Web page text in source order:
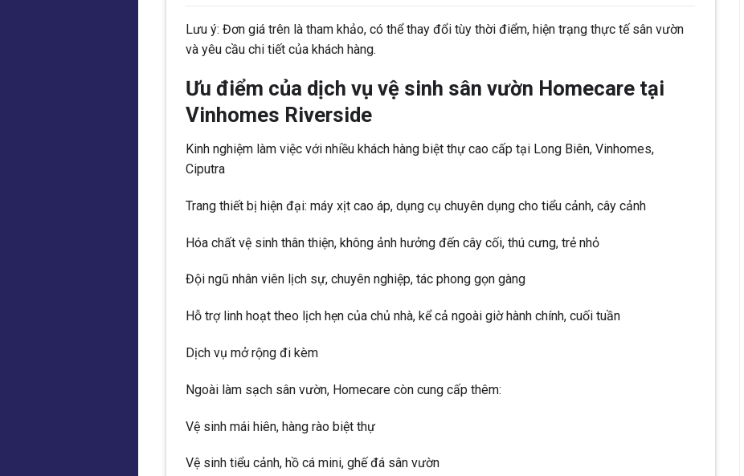
Lưu ý: Đơn giá trên là tham khảo, có thể thay đổi tùy thời điểm, hiện trạng thực tế sân vườn
và yêu cầu chi tiết của khách hàng.
Ưu điểm của dịch vụ vệ sinh sân vườn Homecare tại
Vinhomes Riverside
Kinh nghiệm làm việc với nhiều khách hàng biệt thự cao cấp tại Long Biên, Vinhomes,
Ciputra
Trang thiết bị hiện đại: máy xịt cao áp, dụng cụ chuyên dụng cho tiểu cảnh, cây cảnh
Hóa chất vệ sinh thân thiện, không ảnh hưởng đến cây cối, thú cưng, trẻ nhỏ
Đội ngũ nhân viên lịch sự, chuyên nghiệp, tác phong gọn gàng
Hỗ trợ linh hoạt theo lịch hẹn của chủ nhà, kể cả ngoài giờ hành chính, cuối tuần
Dịch vụ mở rộng đi kèm
Ngoài làm sạch sân vườn, Homecare còn cung cấp thêm:
Vệ sinh mái hiên, hàng rào biệt thự
Vệ sinh tiểu cảnh, hồ cá mini, ghế đá sân vườn